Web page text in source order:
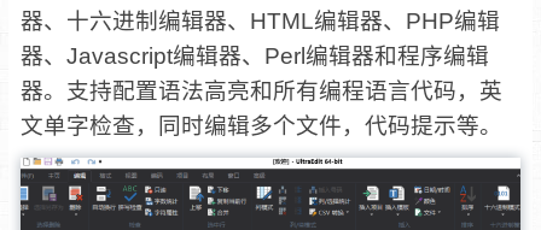
器、十六进制编辑器、HTML编辑器、PHP编辑
器、Javascript编辑器、Perl编辑器和程序编辑
器。支持配置语法高亮和所有编程语言代码，英
文单字检查，同时编辑多个文件，代码提示等。